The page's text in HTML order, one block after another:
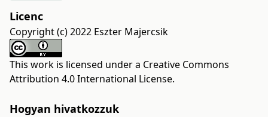
Licenc
Copyright (c) 2022 Eszter Majercsik
This work is licensed under a Creative Commons
Attribution 4.0 International License.
Hogyan hivatkozzuk